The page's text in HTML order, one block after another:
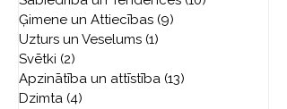
Ģimene un Attiecības (9)
Uzturs un Veselums (1)
Svētki (2)
Apzinātība un attīstība (13)
Dzimta (4)